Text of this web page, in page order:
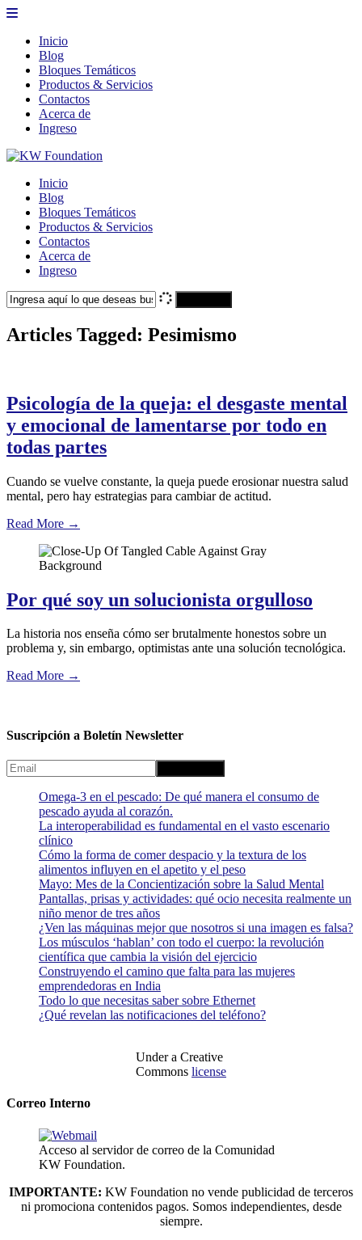
Inicio
Blog
Bloques Temáticos
Productos & Servicios
Contactos
Acerca de
Ingreso
Inicio
Blog
Bloques Temáticos
Productos & Servicios
Contactos
Acerca de
Ingreso
Articles Tagged: Pesimismo
Psicología de la queja: el desgaste mental
y emocional de lamentarse por todo en
todas partes
Cuando se vuelve constante, la queja puede erosionar nuestra salud
mental, pero hay estrategias para cambiar de actitud.
Read More →
Por qué soy un solucionista orgulloso
La historia nos enseña cómo ser brutalmente honestos sobre un
problema y, sin embargo, optimistas ante una solución tecnológica.
Read More →
Suscripción a Boletín Newsletter
Omega-3 en el pescado: De qué manera el consumo de
pescado ayuda al corazón.
La interoperabilidad es fundamental en el vasto escenario
clínico
Cómo la forma de comer despacio y la textura de los
alimentos influyen en el apetito y el peso
Mayo: Mes de la Concientización sobre la Salud Mental
Pantallas, prisas y actividades: qué ocio necesita realmente un
niño menor de tres años
¿Ven las máquinas mejor que nosotros si una imagen es falsa?
Los músculos ‘hablan’ con todo el cuerpo: la revolución
científica que cambia la visión del ejercicio
Construyendo el camino que falta para las mujeres
emprendedoras en India
Todo lo que necesitas saber sobre Ethernet
¿Qué revelan las notificaciones del teléfono?
Under a Creative
Commons license
Correo Interno
Acceso al servidor de correo de la Comunidad
KW Foundation.
IMPORTANTE: KW Foundation no vende publicidad de terceros
ni promociona contenidos pagos. Somos independientes, desde
siempre.